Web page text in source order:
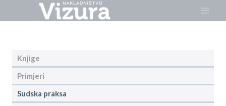
Knjige
Primjeri
Sudska praksa